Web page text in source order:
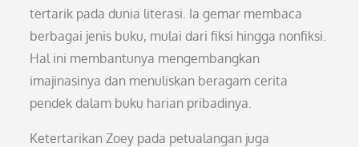
tertarik pada dunia literasi. Ia gemar membaca
berbagai jenis buku, mulai dari fiksi hingga nonfiksi.
Hal ini membantunya mengembangkan
imajinasinya dan menuliskan beragam cerita
pendek dalam buku harian pribadinya.
Ketertarikan Zoey pada petualangan juga